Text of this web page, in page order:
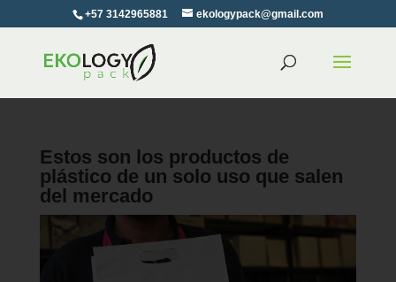
+57 3142965881 ekologypack@gmail.com
Estos son los productos de
plástico de un solo uso que salen
del mercado